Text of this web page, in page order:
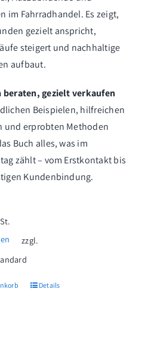
im Fahrradhandel. Es zeigt,
gezielt anspricht,
steigert und nachhaltige
aufbaut.
beraten, gezielt verkaufen
Beispielen, hilfreichen
und erprobten Methoden
Buch alles, was im
zählt – vom Erstkontakt bis
Kundenbindung.
zzgl.
Details